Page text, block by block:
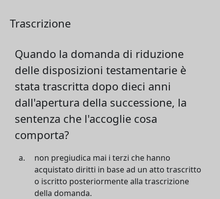
Trascrizione
Quando la domanda di riduzione
delle disposizioni testamentarie è
stata trascritta dopo dieci anni
dall'apertura della successione, la
sentenza che l'accoglie cosa
comporta?
non pregiudica mai i terzi che hanno
acquistato diritti in base ad un atto trascritto
o iscritto posteriormente alla trascrizione
della domanda.